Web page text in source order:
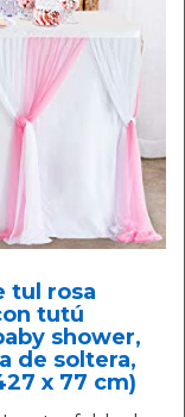
tul rosa
tutú
shower,
de soltera,
x 77 cm)